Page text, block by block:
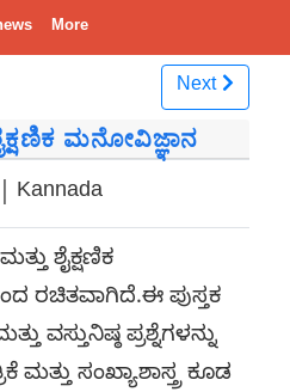
More
Next
ಮನೋವಿಜ್ಞಾನ
Kannada
ಶೈಕ್ಷಣಿಕ
ರಚಿತವಾಗಿದೆ.ಈ ಪುಸ್ತಕ
ವಸ್ತುನಿಷ್ಠ ಪ್ರಶ್ನೆಗಳನ್ನು
ಸಂಖ್ಯಾಶಾಸ್ತ್ರ ಕೂಡ